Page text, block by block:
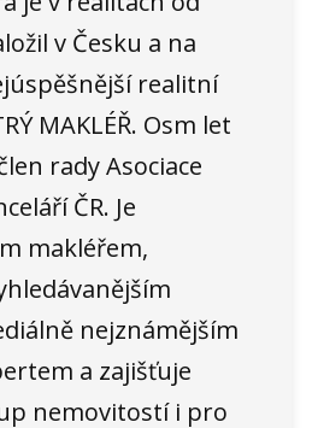
v Česku a na
realitní
MAKLÉŘ. Osm let
rady Asociace
ČR. Je
makléřem,
nejznámějším
a zajišťuje
nemovitostí i pro